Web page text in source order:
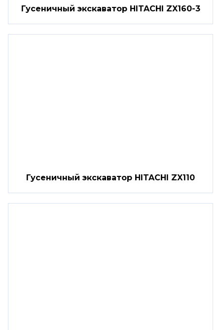
Гусеничный экскаватор HITACHI ZX160-3
Гусеничный экскаватор HITACHI ZX110